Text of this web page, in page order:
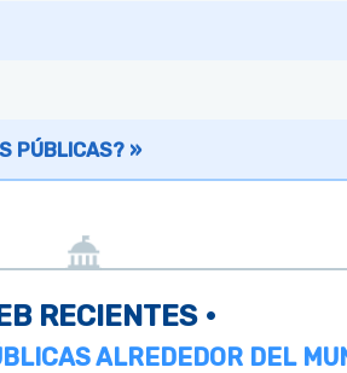
PÚBLICAS? »
RECIENTES •
ALREDEDOR DEL